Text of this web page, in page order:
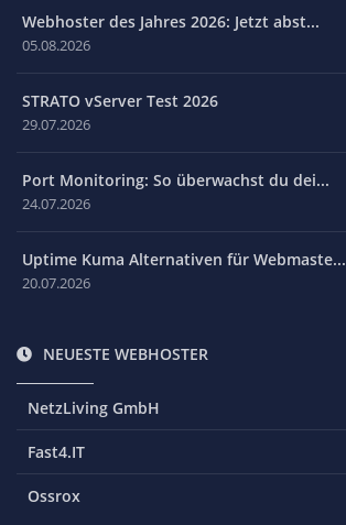
Webhoster des Jahres 2026: Jetzt abst...
05.08.2026
STRATO vServer Test 2026
29.07.2026
Port Monitoring: So überwachst du dei...
24.07.2026
Uptime Kuma Alternativen für Webmaste...
20.07.2026
NEUESTE WEBHOSTER
NetzLiving GmbH
Fast4.IT
Ossrox